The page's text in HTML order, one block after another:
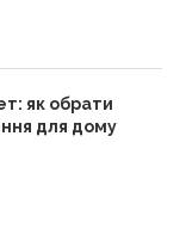
як обрати
для дому